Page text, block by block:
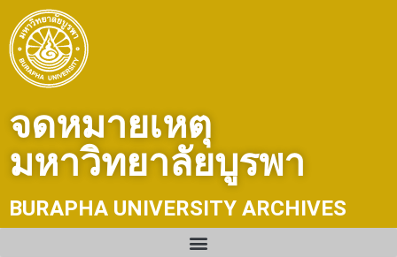
content
จดหมายเหตุ
มหาวิทยาลัยบูรพา
BURAPHA UNIVERSITY ARCHIVES